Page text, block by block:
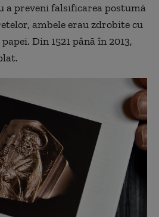
a preveni falsificarea postumă
ambele erau zdrobite cu
Din 1521 până în 2013,